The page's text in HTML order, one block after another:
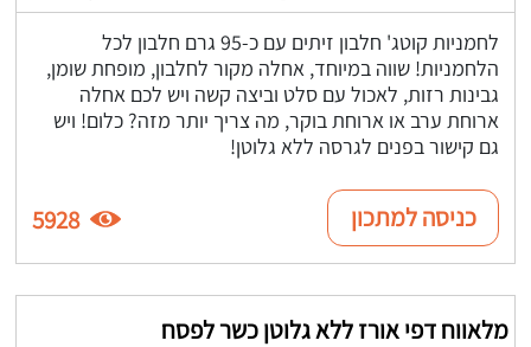
לחמניות קוטג' חלבון זיתים עם כ-95 גרם חלבון לכל
הלחמניות! שווה במיוחד, אחלה מקור לחלבון, מופחת שומן,
גבינות רזות, לאכול עם סלט וביצה קשה ויש לכם אחלה
ארוחת ערב או ארוחת בוקר, מה צריך יותר מזה? כלום! ויש
גם קישור בפנים לגרסה ללא גלוטן!
כניסה למתכון 5928
מלאווח דפי אורז ללא גלוטן כשר לפסח